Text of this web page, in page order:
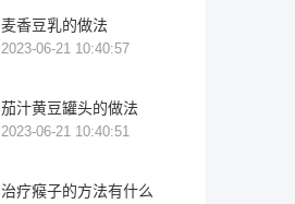
麦香豆乳的做法
2023-06-21 10:40:57
茄汁黄豆罐头的做法
2023-06-21 10:40:51
治疗瘊子的方法有什么